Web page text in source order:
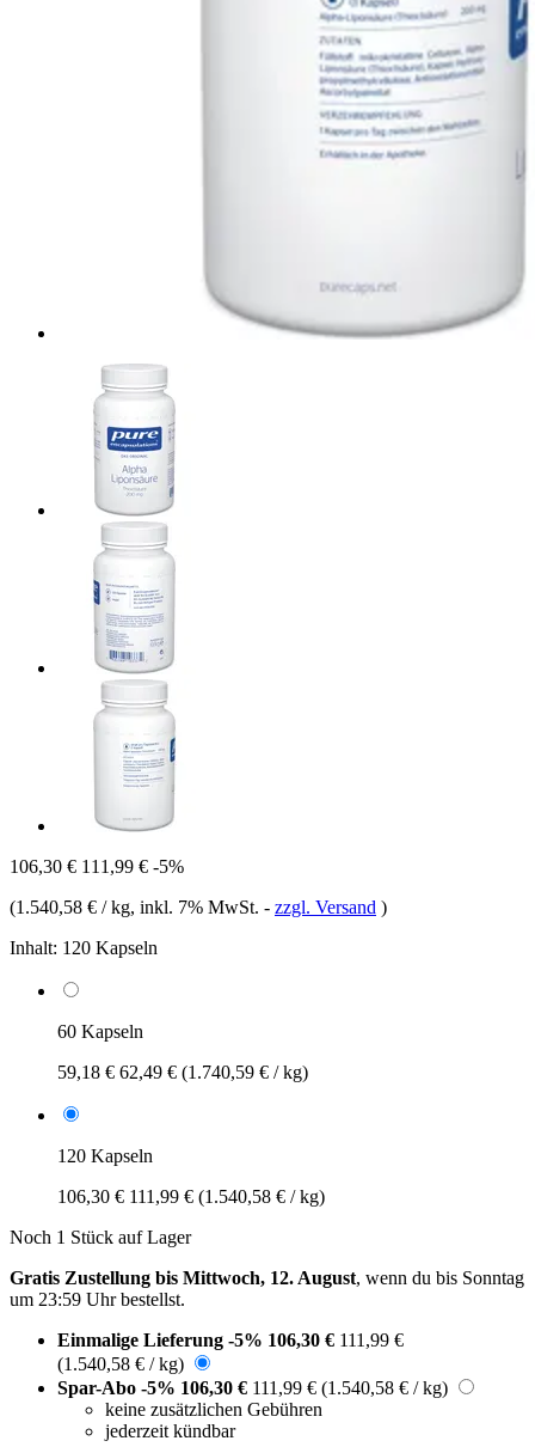
106,30 € 111,99 € -5%
(1.540,58 € / kg, inkl. 7% MwSt. - zzgl. Versand )
Inhalt: 120 Kapseln
60 Kapseln
59,18 € 62,49 € (1.740,59 € / kg)
120 Kapseln
106,30 € 111,99 € (1.540,58 € / kg)
Noch 1 Stück auf Lager
Gratis Zustellung bis Mittwoch, 12. August, wenn du bis Sonntag
um 23:59 Uhrbestellst.
Einmalige Lieferung -5% 106,30 € 111,99 €
(1.540,58 € / kg)
Spar-Abo -5% 106,30 € 111,99 € (1.540,58 € / kg)
keine zusätzlichen Gebühren
jederzeit kündbar